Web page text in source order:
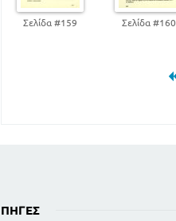
Σελίδα #159 Σελίδα #160
ΠΗΓΈΣ